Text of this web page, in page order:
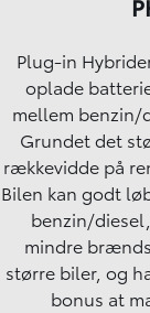
Plug-in
oplade
mellem benzin/
Grundet det
rækkevidde på
Bilen kan godt
benzin/
mindre
større biler, og
bonus at